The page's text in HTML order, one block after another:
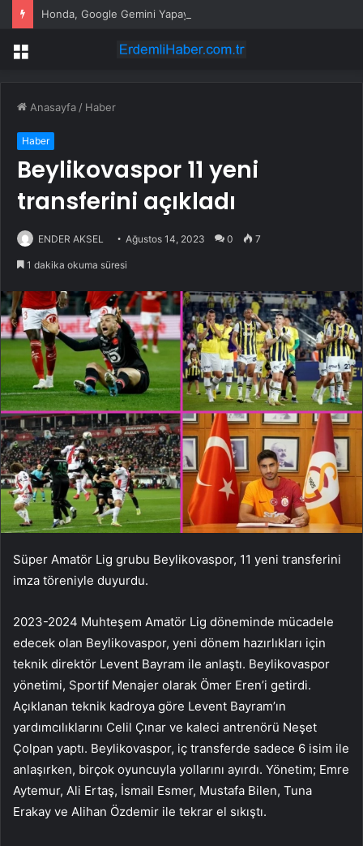
Menü
Anasayfa / Haber
Haber
Beylikovaspor 11 yeni
transferini açıkladı
ENDER AKSEL Ağustos 14, 2023 0 7
1 dakika okuma süresi
Süper Amatör Lig grubu Beylikovaspor, 11 yeni transferini
imza töreniyle duyurdu.
2023-2024 Muhteşem Amatör Lig döneminde mücadele
edecek olan Beylikovaspor, yeni dönem hazırlıkları için
teknik direktör Levent Bayram ile anlaştı. Beylikovaspor
yönetimi, Sportif Menajer olarak Ömer Eren’i getirdi.
Açıklanan teknik kadroya göre Levent Bayram’ın
yardımcılıklarını Celil Çınar ve kaleci antrenörü Neşet
Çolpan yaptı. Beylikovaspor, iç transferde sadece 6 isim ile
anlaşırken, birçok oyuncuyla yollarını ayırdı. Yönetim; Emre
Aytemur, Ali Ertaş, İsmail Esmer, Mustafa Bilen, Tuna
Erakay ve Alihan Özdemir ile tekrar el sıkıştı.